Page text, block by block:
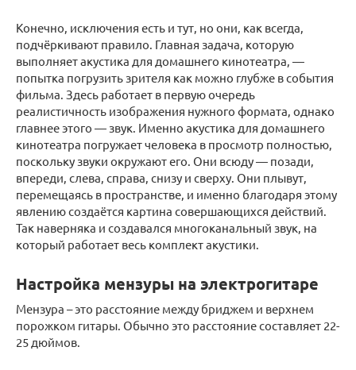
Конечно, исключения есть и тут, но они, как всегда,
подчёркивают правило. Главная задача, которую
выполняет акустика для домашнего кинотеатра, —
попытка погрузить зрителя как можно глубже в события
фильма. Здесь работает в первую очередь
реалистичность изображения нужного формата, однако
главнее этого — звук. Именно акустика для домашнего
кинотеатра погружает человека в просмотр полностью,
поскольку звуки окружают его. Они всюду — позади,
впереди, слева, справа, снизу и сверху. Они плывут,
перемещаясь в пространстве, и именно благодаря этому
явлению создаётся картина совершающихся действий.
Так наверняка и создавался многоканальный звук, на
который работает весь комплект акустики.
Настройка мензуры на электрогитаре
Мензура – это расстояние между бриджем и верхнем
порожком гитары. Обычно это расстояние составляет 22-
25 дюймов.